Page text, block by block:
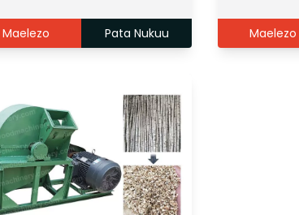
Maelezo Pata Nukuu Maelezo